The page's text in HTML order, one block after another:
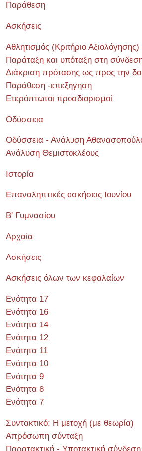
Παράθεση
Ασκήσεις
Αθλητισμός (Κριτήριο Αξιολόγησης)
Παράταξη και υπόταξη στη
Διάκριση πρότασης ως προς την
Παράθεση -επεξήγηση
Ετερόπτωτοι προσδιορισμοί
Οδύσσεια
Οδύσσεια - Ανάλυση
Ανάλυση Θεμιστοκλέους
Ιστορία
Επαναληπτικές ασκήσεις Ιουνίου
Β' Γυμνασίου
Αρχαία
Ασκήσεις
Ασκήσεις όλων των κεφαλαίων
Ενότητα 17
Ενότητα 16
Ενότητα 14
Ενότητα 12
Ενότητα 11
Ενότητα 10
Ενότητα 9
Ενότητα 8
Ενότητα 7
Συντακτικό: Η μετοχή (με θεωρία)
Απρόσωπη σύνταξη
Παρατακτική - Υποτακτική σύνδεση